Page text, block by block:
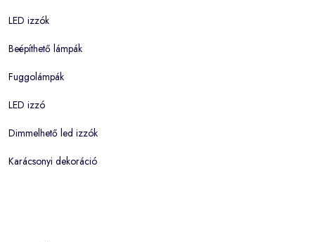
LED izzók
Beépíthető lámpák
Fuggolámpák
LED izzó
Dimmelhető led izzók
Karácsonyi dekoráció